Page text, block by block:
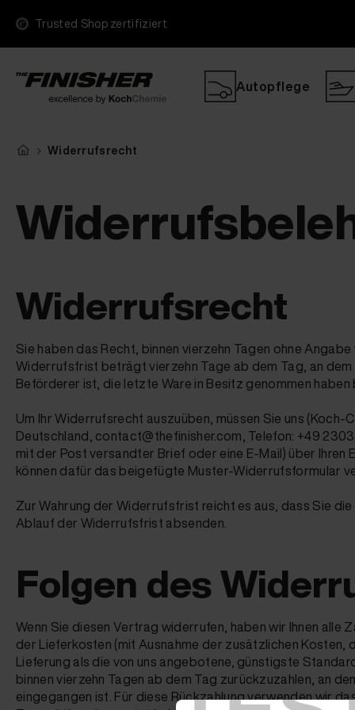
Trusted Shop zertifiziert
Autopflege
Widerrufsrecht
Widerrufsrecht
Sie haben das Recht, binnen vierzehn Tagen ohne
Widerrufsfrist beträgt vierzehn Tage ab dem Tag, an
Beförderer ist, die letzte Ware in Besitz genommen haben
Um Ihr Widerrufsrecht auszuüben, müssen Sie uns
Deutschland, contact@thefinisher.com, Telefon: +49
mit der Post versandter Brief oder eine E-Mail) über
können dafür das beigefügte Muster-Widerrufsformular
Zur Wahrung der Widerrufsfrist reicht es aus, dass Sie
Ablauf der Widerrufsfrist absenden.
Folgen des
Wenn Sie diesen Vertrag widerrufen, haben wir Ihnen alle
der Lieferkosten (mit Ausnahme der zusätzlichen
Lieferung als die von uns angebotene, günstigste
binnen vierzehn Tagen ab dem Tag zurückzuzahlen, an
eingegangen ist. Für diese Rückzahlung verwenden wir